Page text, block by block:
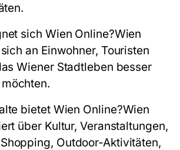
sich Wien Online?Wien
an Einwohner, Touristen
Wiener Stadtleben besser
bietet Wien Online?Wien
über Kultur, Veranstaltungen,
Outdoor-Aktivitäten,